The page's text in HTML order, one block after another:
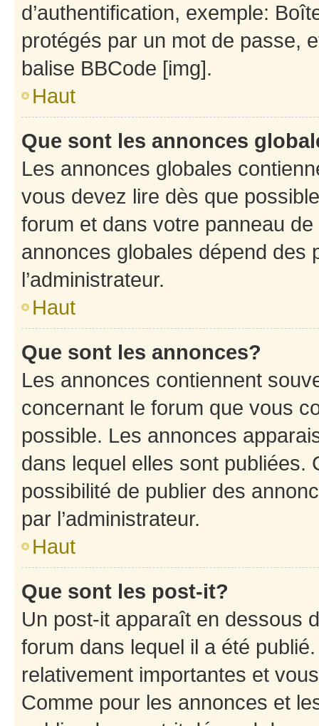
d’authentification, exemple:
protégés par un mot de passe,
balise BBCode [img].
Haut
Que sont les annonces
Les annonces globales
vous devez lire dès que
forum et dans votre panneau
annonces globales dépend des
l’administrateur.
Haut
Que sont les annonces?
Les annonces contiennent
concernant le forum que vous
possible. Les annonces
dans lequel elles sont publiées.
possibilité de publier des
par l’administrateur.
Haut
Que sont les post-it?
Un post-it apparaît en dessous
forum dans lequel il a été
relativement importantes et
Comme pour les annonces et